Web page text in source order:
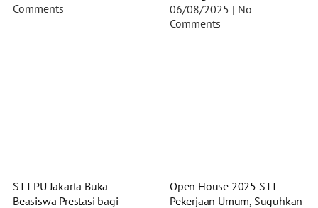
Comments
06/08/2025
No
Comments
STT PU Jakarta Buka
Beasiswa Prestasi bagi
Open House 2025 STT
Pekerjaan Umum, Suguhkan